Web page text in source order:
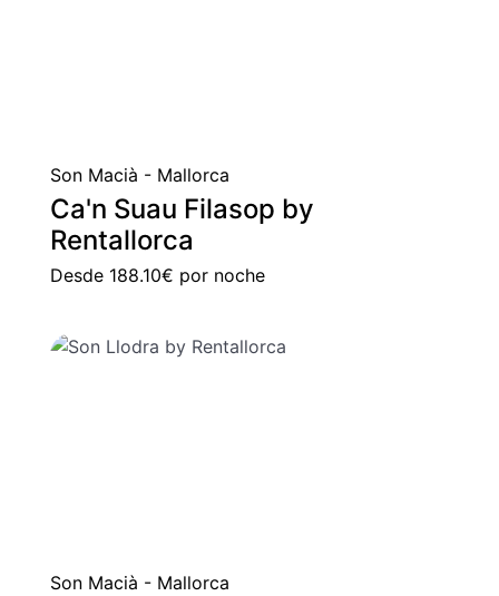
Son Macià - Mallorca
Ca'n Suau Filasop by
Rentallorca
Desde 188.10€ por noche
Son Macià - Mallorca